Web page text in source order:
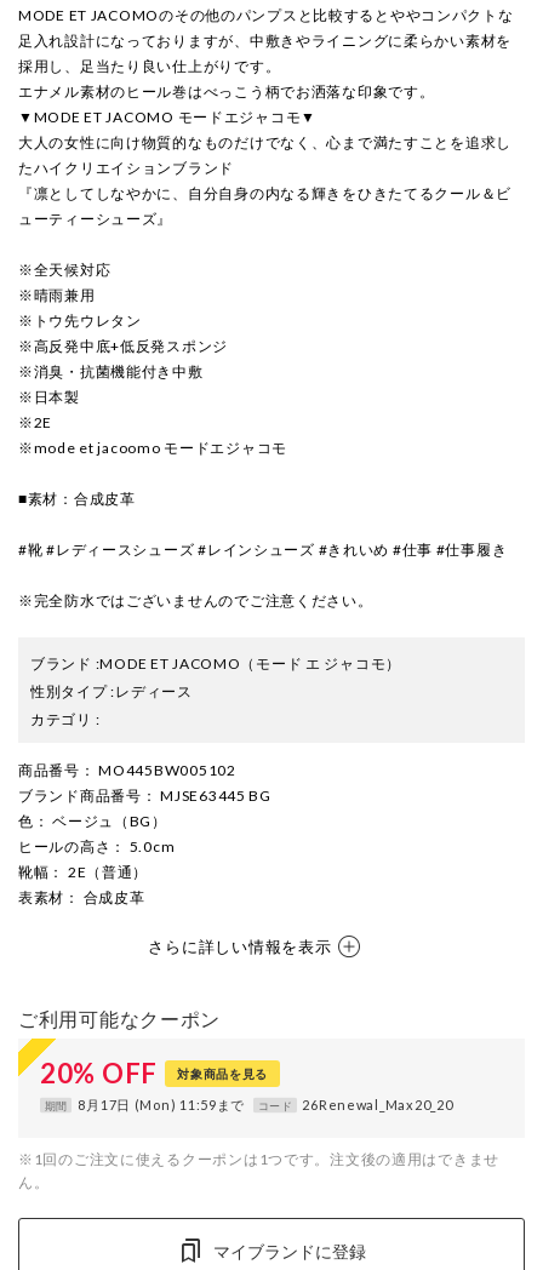
MODE ET JACOMOのその他のパンプスと比較するとややコンパクトな
足入れ設計になっておりますが、中敷きやライニングに柔らかい素材を
採用し、足当たり良い仕上がりです。
エナメル素材のヒール巻はべっこう柄でお洒落な印象です。
▼MODE ET JACOMO モードエジャコモ▼
大人の女性に向け物質的なものだけでなく、心まで満たすことを追求し
たハイクリエイションブランド
『凛としてしなやかに、自分自身の内なる輝きをひきたてるクール＆ビ
ューティーシューズ』
※全天候対応
※晴雨兼用
※トウ先ウレタン
※高反発中底+低反発スポンジ
※消臭・抗菌機能付き中敷
※日本製
※2E
※mode et jacoomo モードエジャコモ
■素材：合成皮革
#靴 #レディースシューズ #レインシューズ #きれいめ #仕事 #仕事履き
※完全防水ではございませんのでご注意ください。
ブランド :MODE ET JACOMO （モード エ ジャコモ）
性別タイプ:レディース
カテゴリ :
商品番号 ： MO445BW005102
ブランド商品番号 ： MJSE63445 BG
色 ： ベージュ（BG）
ヒールの高さ ： 5.0cm
靴幅 ： 2E（普通）
表素材 ： 合成皮革
さらに詳しい情報を表示
ご利用可能なクーポン
20% OFF 対象商品を見る
期間 8月17日 (Mon) 11:59まで コード 26Renewal_Max20_20
※1回のご注文に使えるクーポンは1つです。注文後の適用はできませ
ん。
マイブランドに登録